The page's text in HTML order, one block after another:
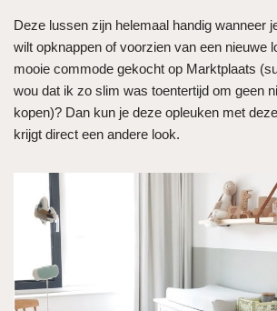
Deze lussen zijn helemaal handig wanneer
wilt opknappen of voorzien van een nieuwe
mooie commode gekocht op Marktplaats
wou dat ik zo slim was toentertijd om geen
kopen)? Dan kun je deze opleuken met
krijgt direct een andere look.